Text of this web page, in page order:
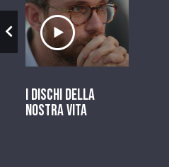
Ascolta il servizio
I dischi della
nostra vita